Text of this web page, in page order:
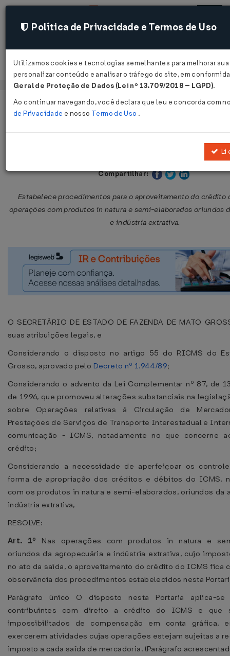
Acessar
Página Inicial Legislações Legislação Estadual - Mato Grosso
Portaria SEFAZ nº 58 de 23/07/1997
Compartilhar:
Estabelece procedimentos para o aproveitamento do crédito
operações com produtos in natura e semi-elaborados oriundos
e indústria extrativa.
O SECRETÁRIO DE ESTADO DE FAZENDA DE MATO
suas atribuições legais, e
Considerando o disposto no artigo 55 do RICMS do
Grosso, aprovado pelo Decreto nº 1.944/89;
Considerando o advento da Lei Complementar nº 87, de
de 1996, que promoveu alterações substanciais na
sobre Operações relativas à Circulação de
Prestações de Serviços de Transporte Interestadual e
comunicação - ICMS, notadamente no que concerne
crédito;
Considerando a necessidade de aperfeiçoar os
forma de apropriação dos créditos e débitos do ICMS,
com os produtos in natura e semi-elaborados, oriundos da
indústria extrativa,
RESOLVE:
Art. 1º Nas operações com produtos in natura e
oriundos da agropecuária e indústria extrativa, cujo
no ato da saída, o aproveitamento do crédito do ICMS fica
observância dos procedimentos estabelecidos nesta
Parágrafo único O disposto nesta Portaria aplica-se
contribuintes com direito a crédito do ICMS e que
impossibilitados de compensação em conta gráfica,
exercerem atividades cujas operações estejam sujeitas a
imposto a cada saída de mercadoria. (Parágrafo
Política de Privacidade e Termos de Uso
Utilizamos cookies e tecnologias semelhantes para melhorar
personalizar conteúdo e analisar o tráfego do site, em
Geral de Proteção de Dados (Lei nº 13.709/2018 – LGPD).
Ao continuar navegando, você declara que leu e concorda com
de Privacidade e nosso Termo de Uso .
Li